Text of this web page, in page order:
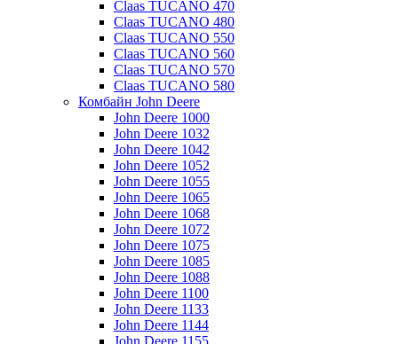
Claas TUCANO 470
Claas TUCANO 480
Claas TUCANO 550
Claas TUCANO 560
Claas TUCANO 570
Claas TUCANO 580
Комбайн John Deere
John Deere 1000
John Deere 1032
John Deere 1042
John Deere 1052
John Deere 1055
John Deere 1065
John Deere 1068
John Deere 1072
John Deere 1075
John Deere 1085
John Deere 1088
John Deere 1100
John Deere 1133
John Deere 1144
John Deere 1155